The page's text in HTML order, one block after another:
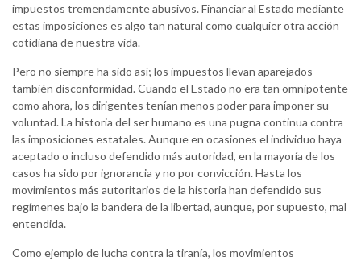
impuestos tremendamente abusivos. Financiar al Estado mediante
estas imposiciones es algo tan natural como cualquier otra acción
cotidiana de nuestra vida.
Pero no siempre ha sido así; los impuestos llevan aparejados
también disconformidad. Cuando el Estado no era tan omnipotente
como ahora, los dirigentes tenían menos poder para imponer su
voluntad. La historia del ser humano es una pugna continua contra
las imposiciones estatales. Aunque en ocasiones el individuo haya
aceptado o incluso defendido más autoridad, en la mayoría de los
casos ha sido por ignorancia y no por convicción. Hasta los
movimientos más autoritarios de la historia han defendido sus
regímenes bajo la bandera de la libertad, aunque, por supuesto, mal
entendida.
Como ejemplo de lucha contra la tiranía, los movimientos